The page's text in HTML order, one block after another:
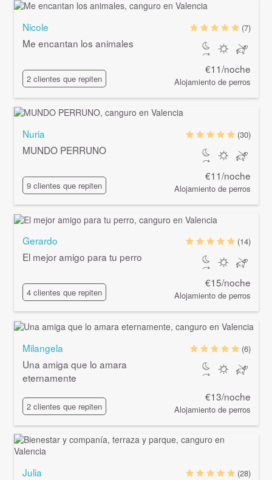
Nicole
Me encantan los animales
2 clientes que repiten
(7)
€11/noche
Alojamiento de perros
Nuria
MUNDO PERRUNO
9 clientes que repiten
(30)
€11/noche
Alojamiento de perros
Gerardo
El mejor amigo para tu perro
4 clientes que repiten
(14)
€15/noche
Alojamiento de perros
Milangela
Una amiga que lo amara
eternamente
2 clientes que repiten
(6)
€13/noche
Alojamiento de perros
Julia (28)